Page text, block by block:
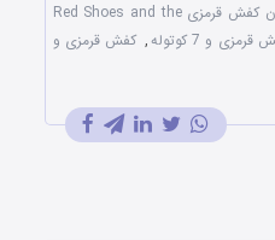
کارتون کفش قرمزی Red Shoes and the
و 7 کوتوله , کفش قرمزی و